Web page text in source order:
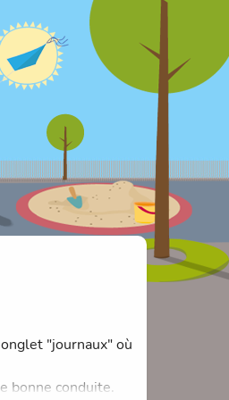
"journaux" où
bonne conduite.